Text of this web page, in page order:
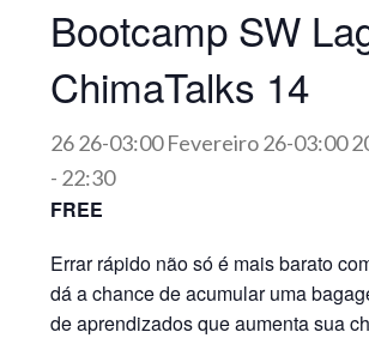
Bootcamp SW
ChimaTalks 14
26 26-03:00 Fevereiro 26-03:00
- 22:30
FREE
Errar rápido não só é mais barato
dá a chance de acumular uma
de aprendizados que aumenta sua